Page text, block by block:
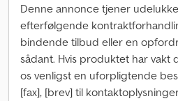
Denne annonce tjener
efterfølgende
bindende tilbud eller en
sådant. Hvis produktet har vakt
os venligst en uforpligtende
[fax], [brev] til